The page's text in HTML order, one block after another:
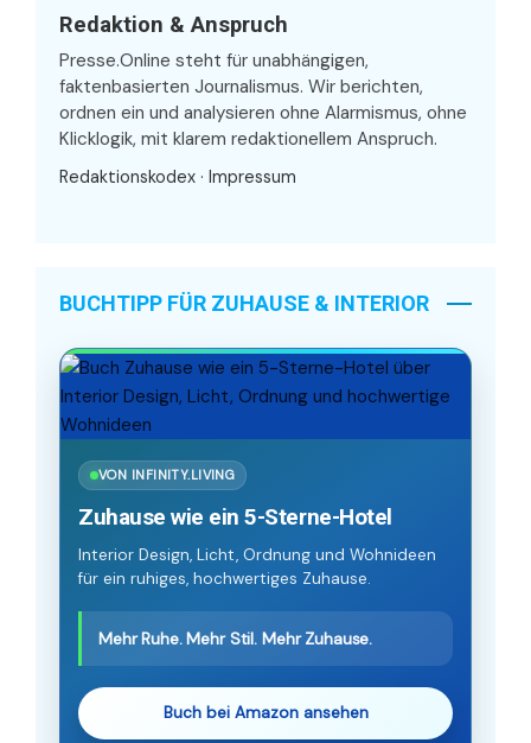
Redaktion & Anspruch
Presse.Online steht für unabhängigen,
faktenbasierten Journalismus. Wir berichten,
ordnen ein und analysieren ohne Alarmismus, ohne
Klicklogik, mit klarem redaktionellem Anspruch.
Redaktionskodex · Impressum
BUCHTIPP FÜR ZUHAUSE & INTERIOR
VON INFINITY.LIVING
Zuhause wie ein 5-Sterne-Hotel
Interior Design, Licht, Ordnung und Wohnideen
für ein ruhiges, hochwertiges Zuhause.
Mehr Ruhe. Mehr Stil. Mehr Zuhause.
Buch bei Amazon ansehen